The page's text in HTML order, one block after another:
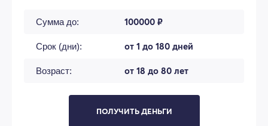
Сумма до: 100000 ₽
Срок (дни): от 1 до 180 дней
Возраст: от 18 до 80 лет
ПОЛУЧИТЬ ДЕНЬГИ